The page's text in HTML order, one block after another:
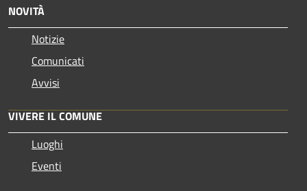
NOVITÀ
Notizie
Comunicati
Avvisi
VIVERE IL COMUNE
Luoghi
Eventi